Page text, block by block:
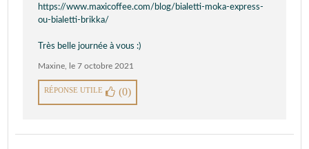
https://www.maxicoffee.com/blog/bialetti-moka-express-
ou-bialetti-brikka/
Très belle journée à vous :)
Maxine, le 7 octobre 2021
RÉPONSE UTILE (0)